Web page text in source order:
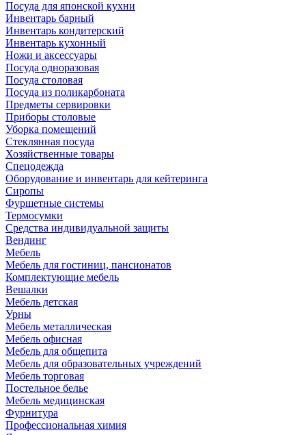
Посуда для японской кухни
Инвентарь барный
Инвентарь кондитерский
Инвентарь кухонный
Ножи и аксессуары
Посуда одноразовая
Посуда столовая
Посуда из поликарбоната
Предметы сервировки
Приборы столовые
Уборка помещений
Стеклянная посуда
Хозяйственные товары
Спецодежда
Оборудование и инвентарь для кейтеринга
Сиропы
Фуршетные системы
Термосумки
Средства индивидуальной защиты
Вендинг
Мебель
Мебель для гостиниц, пансионатов
Комплектующие мебель
Вешалки
Мебель детская
Урны
Мебель металлическая
Мебель офисная
Мебель для общепита
Мебель для образовательных учреждений
Мебель торговая
Постельное белье
Мебель медицинская
Фурнитура
Профессиональная химия